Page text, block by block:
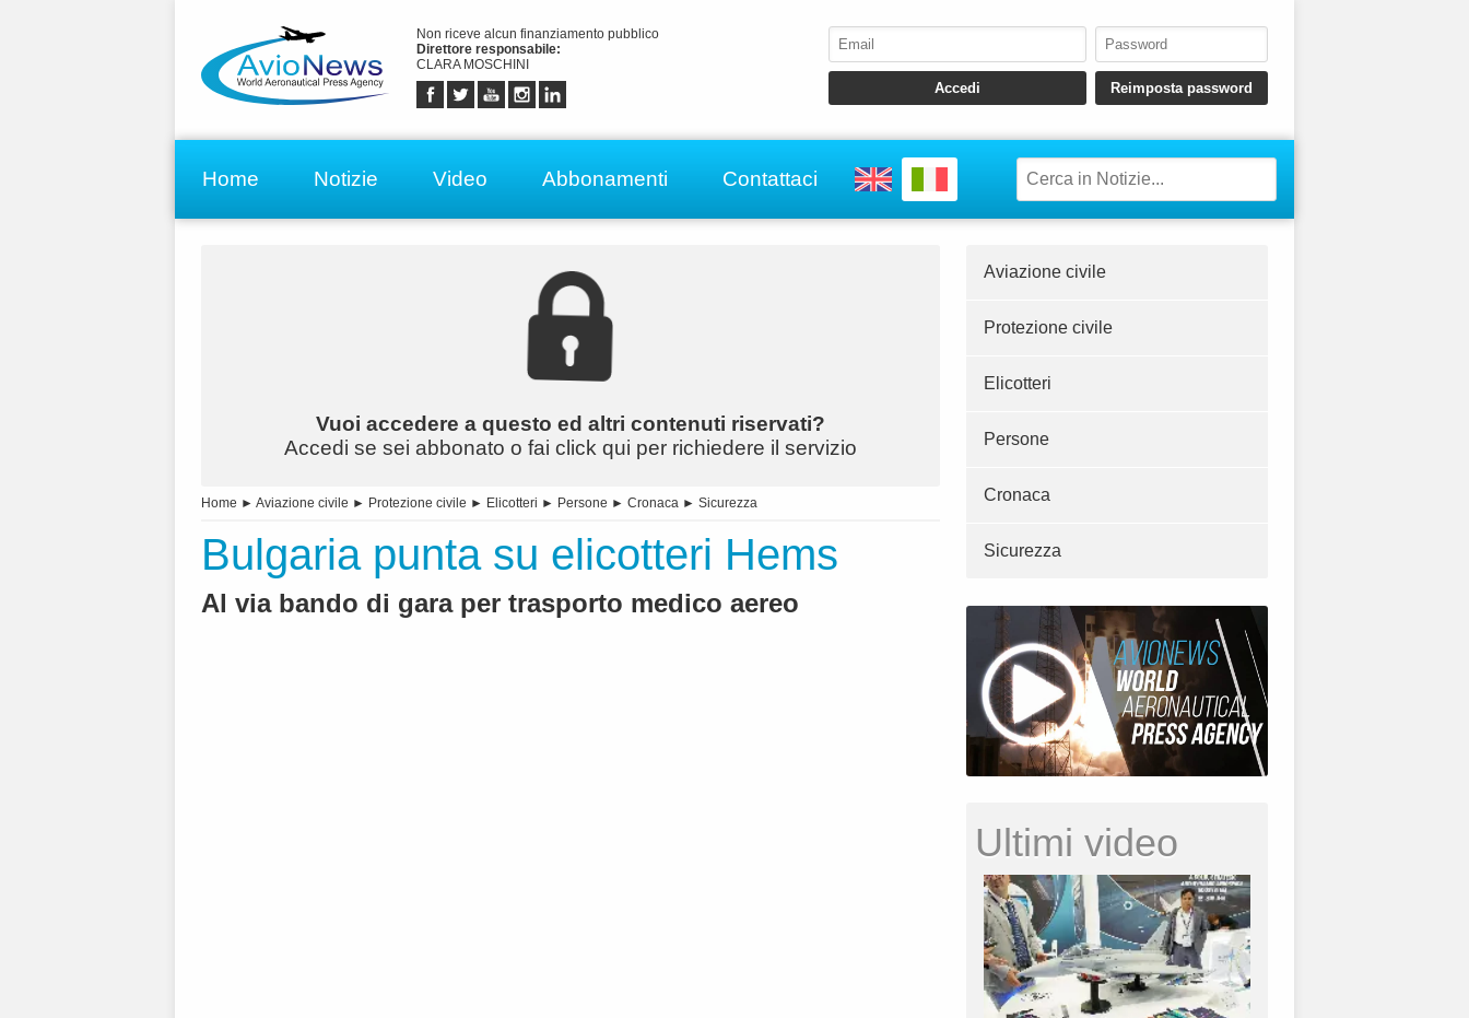
Non riceve alcun finanziamento pubblico
Direttore responsabile:
CLARA MOSCHINI
Home Notizie Video Abbonamenti Contattaci
Vuoi accedere a questo ed altri contenuti riservati?
Accedi se sei abbonato o fai click qui per richiedere il servizio
Home ► Aviazione civile ► Protezione civile ► Elicotteri ► Persone ► Cronaca ► Sicurezza
Bulgaria punta su elicotteri Hems
Al via bando di gara per trasporto medico aereo
Aviazione civile
Protezione civile
Elicotteri
Persone
Cronaca
Sicurezza
Ultimi video